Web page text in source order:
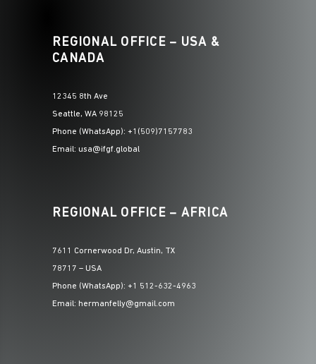
REGIONAL OFFICE – USA &
CANADA
12345 8th Ave
Seattle, WA 98125
Phone (WhatsApp): +1(509)7157783
Email: usa@ifgf.global
REGIONAL OFFICE – AFRICA
7611 Cornerwood Dr, Austin, TX
78717 – USA
Phone (WhatsApp): +1 512-632-4963
Email: hermanfelly@gmail.com